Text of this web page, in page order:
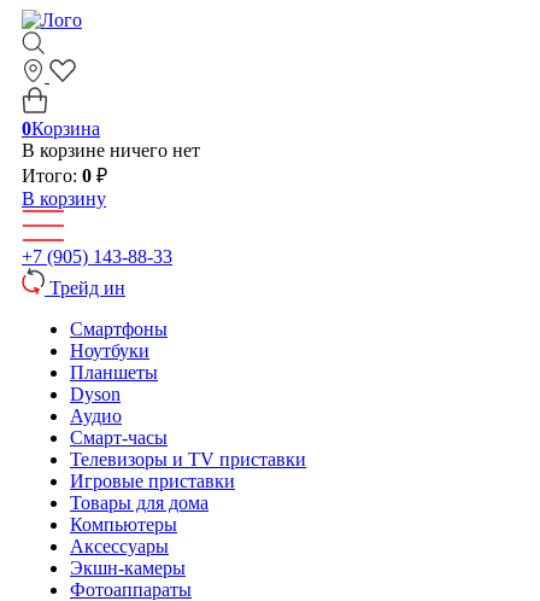
0Корзина
В корзине ничего нет
Итого: 0 ₽
В корзину
+7 (905) 143-88-33
Трейд ин
Смартфоны
Ноутбуки
Планшеты
Dyson
Аудио
Смарт-часы
Телевизоры и TV приставки
Игровые приставки
Товары для дома
Компьютеры
Аксесcуары
Экшн-камеры
Фотоаппараты